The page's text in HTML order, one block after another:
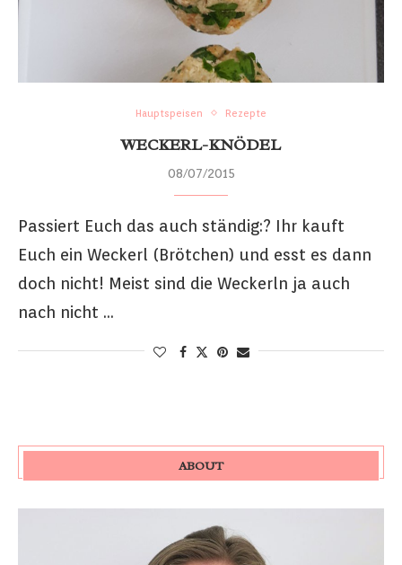
Hauptspeisen Rezepte
WECKERL-KNÖDEL
08/07/2015
Passiert Euch das auch ständig:? Ihr kauft
Euch ein Weckerl (Brötchen) und esst es dann
doch nicht! Meist sind die Weckerln ja auch
nach nicht …
ABOUT